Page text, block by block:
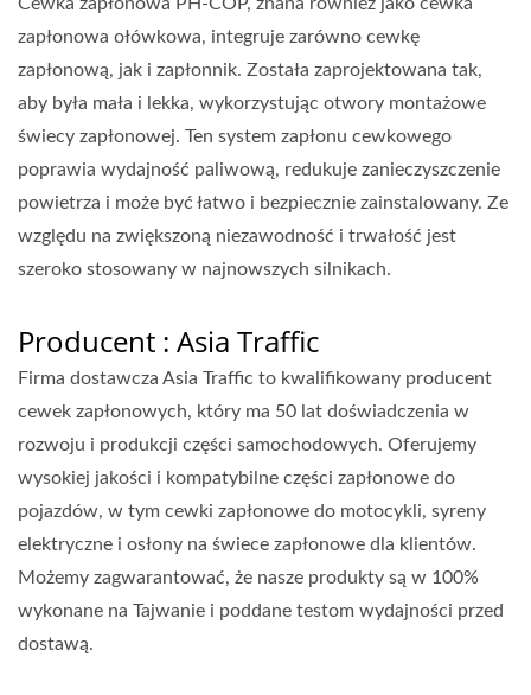
Cewka zapłonowa PH-COP, znana również jako cewka
zapłonowa ołówkowa, integruje zarówno cewkę
zapłonową, jak i zapłonnik. Została zaprojektowana tak,
aby była mała i lekka, wykorzystując otwory montażowe
świecy zapłonowej. Ten system zapłonu cewkowego
poprawia wydajność paliwową, redukuje zanieczyszczenie
powietrza i może być łatwo i bezpiecznie zainstalowany. Ze
względu na zwiększoną niezawodność i trwałość jest
szeroko stosowany w najnowszych silnikach.
Producent : Asia Traffic
Firma dostawcza Asia Traffic to kwalifikowany producent
cewek zapłonowych, który ma 50 lat doświadczenia w
rozwoju i produkcji części samochodowych. Oferujemy
wysokiej jakości i kompatybilne części zapłonowe do
pojazdów, w tym cewki zapłonowe do motocykli, syreny
elektryczne i osłony na świece zapłonowe dla klientów.
Możemy zagwarantować, że nasze produkty są w 100%
wykonane na Tajwanie i poddane testom wydajności przed
dostawą.